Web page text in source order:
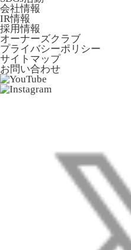
会社情報
IR情報
採用情報
オーナーズクラブ
プライバシーポリシー
サイトマップ
お問い合わせ